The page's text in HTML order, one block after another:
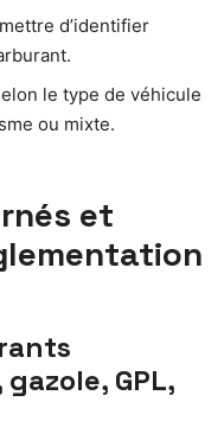
d’identifier
le type de véhicule
ou mixte.
et
GPL,